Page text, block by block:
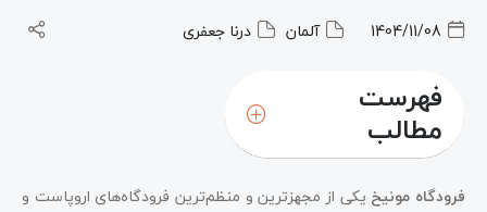
1404/11/08 آلمان درنا جعفری
فهرست
مطالب
فرودگاه مونیخ یکی از مجهزترین و منظم‌ترین فرودگاه‌های اروپاست و